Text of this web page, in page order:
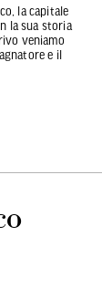
la capitale
la sua storia
veniamo
e il